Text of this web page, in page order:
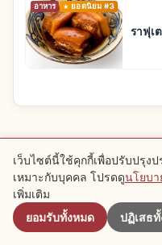
อาหาร ยอดนิยม #3
ราฟุเ
รวมเส้
เว็บไซต์นี้ใช้คุกกี้เพื่อปรับปรุง
เหมาะกับบุคคล โปรดดูนโยบา
เพิ่มเติม
ยอมรับทั้งหมด
ปฏิเสธ